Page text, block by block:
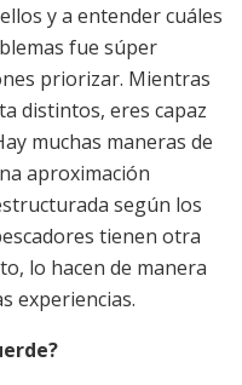
y a entender cuáles
fue súper
priorizar. Mientras
distintos, eres capaz
muchas maneras de
aproximación
según los
tienen otra
lo hacen de manera
experiencias.